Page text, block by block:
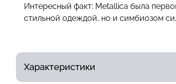
Интересный факт: Metallica была
стильной одеждой, но и симбиозом
Характеристики